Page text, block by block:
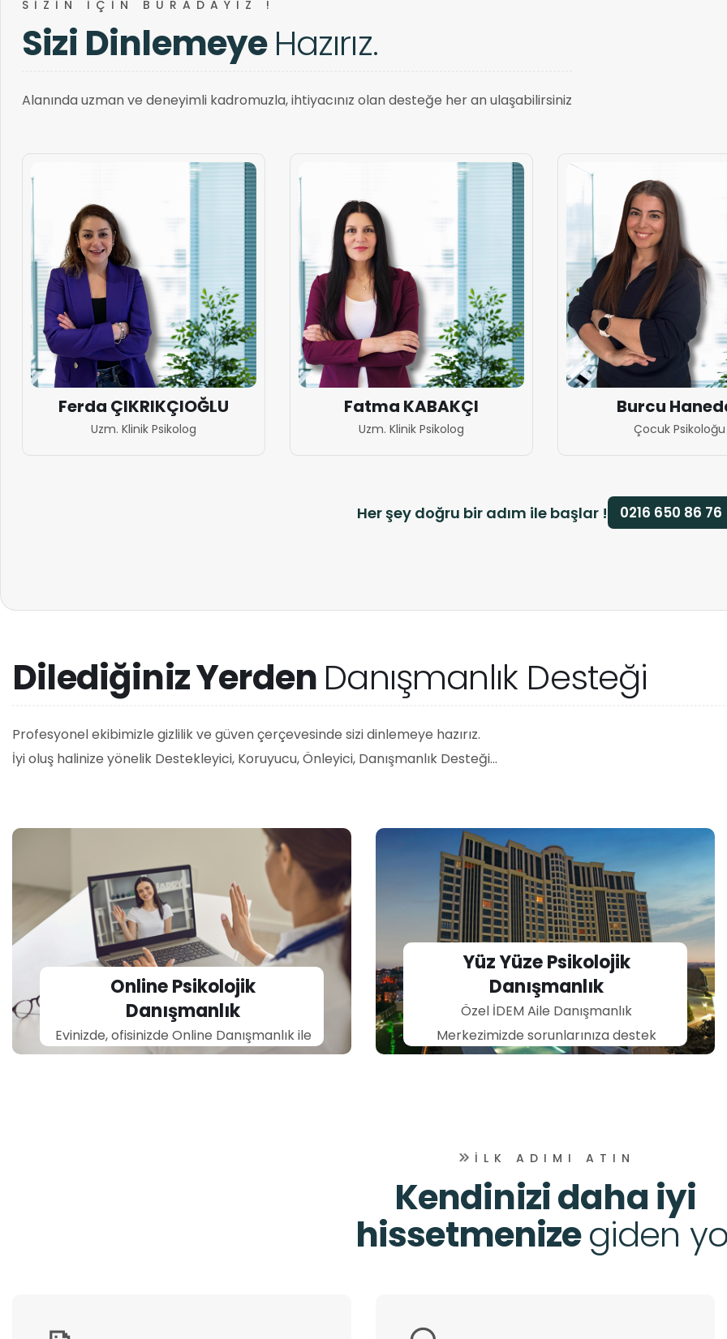
Sizi DinlemeyeHazırız
Ferda ÇIKRIKÇIOĞLU
Uzm. Klinik Psikolog
Fatma KABAKÇI
Uzm. Klinik Psikolog
Burcu
Çocuk Psikoloğu
0216 650 86 76
DilediğinizYerden Danışmanlık Desteği
İyi oluş halinize yönelik Destekleyici, Koruyucu, Önleyici, Danışmanlık Desteği...
Online Psikolojik
Danışmanlık
Evinizde, ofisinizde Online Danışmanlık ile
başlayalım mı?
Yüz Yüze Psikolojik
Danışmanlık
Özel İDEM Aile Danışmanlık
Merkezimizde sorunlarınıza destek
vermek için hazırız.
Kendinizi daha iyi
hissetmenizegiden